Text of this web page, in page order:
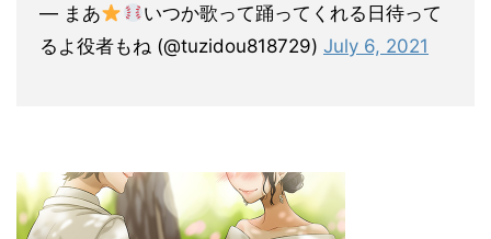
— まあ
いつか歌って踊ってくれる日待って
るよ役者もね (@tuzidou818729) July 6, 2021